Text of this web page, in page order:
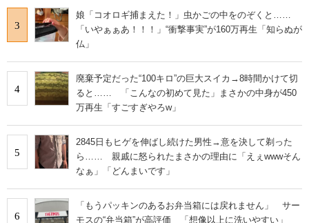
3
娘「コオロギ捕まえた！」虫かごの中をのぞくと……
「いやぁぁあ！！！」“衝撃事実”が160万再生「知らぬが
仏」
4
廃棄予定だった“100キロ”の巨大スイカ→8時間かけて切
ると…… 「こんなの初めて見た」まさかの中身が450
万再生「すごすぎやろw」
5
2845日もヒゲを伸ばし続けた男性→意を決して剃った
ら…… 親戚に怒られたまさかの理由に「えぇwwwそん
なぁ」「どんまいです」
6
「もうパッキンのあるお弁当箱には戻れません」 サー
モスの“弁当箱”が高評価 「想像以上に洗いやすい」